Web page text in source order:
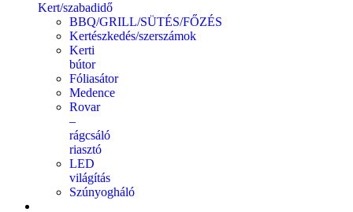
Kert/szabadidő
BBQ/GRILL/SÜTÉS/FŐZÉS
Kertészkedés/szerszámok
Kerti
bútor
Fóliasátor
Medence
Rovar
–
rágcsáló
riasztó
LED
világítás
Szúnyogháló